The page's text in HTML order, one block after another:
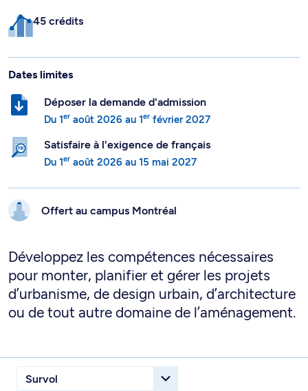
45 crédits
Dates limites
Déposer la demande d'admission
Du 1er août 2026 au 1er février 2027
Satisfaire à l'exigence de français
Du 1er août 2026 au 15 mai 2027
Offert au campus Montréal
Développez les compétences nécessaires
pour monter, planifier et gérer les projets
d’urbanisme, de design urbain, d’architecture
ou de tout autre domaine de l’aménagement.